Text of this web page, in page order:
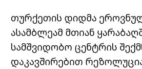
თურქეთის დიდმა
ასამბლეამ მთიან
სამშვიდობო ცენტრის
დაკავშირებით